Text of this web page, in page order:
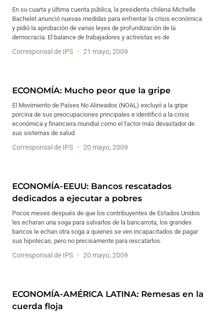
En su cuarta y última cuenta pública, la presidenta chilena Michelle
Bachelet anunció nuevas medidas para enfrentar la crisis económica
y pidió la aprobación de varias leyes de profundización de la
democracia. El balance de trabajadores y activistas es de
Corresponsal de IPS 21 mayo, 2009
ECONOMÍA: Mucho peor que la gripe
El Movimiento de Países No Alineados (NOAL) excluyó a la gripe
porcina de sus preocupaciones principales e identificó a la crisis
económica y financiera mundial como el factor más devastador de
sus sistemas de salud.
Corresponsal de IPS 20 mayo, 2009
ECONOMÍA-EEUU: Bancos rescatados
dedicados a ejecutar a pobres
Pocos meses después de que los contribuyentes de Estados Unidos
les echaran una soga para salvarlos de la bancarrota, los grandes
bancos le echan otra soga a quienes se ven incapacitados de pagar
sus hipotecas, pero no precisamente para rescatarlos.
Corresponsal de IPS 20 mayo, 2009
ECONOMÍA-AMÉRICA LATINA: Remesas en la
cuerda floja